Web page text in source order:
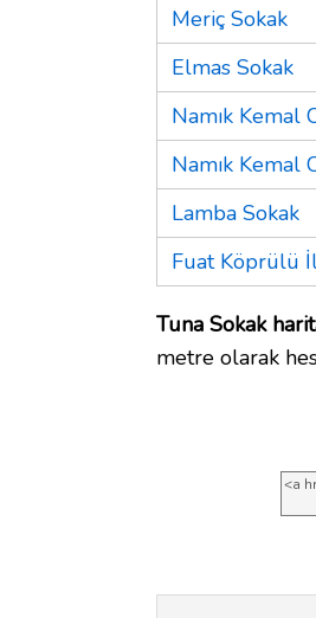
Meriç Sokak
Elmas Sokak
Namık Kemal
Namık Kemal
Lamba Sokak
Fuat Köprülü
Tuna Sokak
metre olarak